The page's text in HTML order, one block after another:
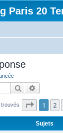
Paris 20
Rechercher
Page 1
1 2
Sujets